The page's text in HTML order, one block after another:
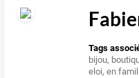
Tags
bijou,
eloi,en